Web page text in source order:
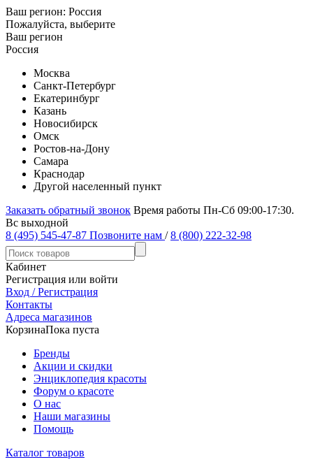
Ваш регион: Россия
Пожалуйста, выберите
Ваш регион
Россия
Москва
Санкт-Петербург
Екатеринбург
Казань
Новосибирск
Омск
Ростов-на-Дону
Самара
Краснодар
Другой населенный пункт
Заказать обратный звонок Время работы Пн-Сб 09:00-17:30.
Вс выходной
8 (495) 545-47-87 Позвоните нам / 8 (800) 222-32-98
Кабинет
Регистрация или войти
Вход / Регистрация
Контакты
Адреса магазинов
КорзинаПока пуста
Бренды
Акции и скидки
Энциклопедия красоты
Форум о красоте
О нас
Наши магазины
Помощь
Каталог товаров